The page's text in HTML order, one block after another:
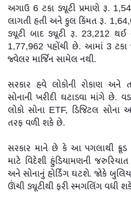
અગાઉ 6 ટકા ડ્યૂટી પ્રમાણે રૂ.
લાગતી હતી અને કુલ કિંમત રૂ.
ડ્યૂટી બાદ ડ્યૂટી રૂ. 23,212
1,77,962 પહોંચી છે. આમાં 3 ટકા
જ્વેલર માર્જિન સામેલ નથી.
સરકાર હવે લોકોની રોકાણ અને
સોનાની ખરીદી ઘટાડવા માંગે છે.
લોકો સોના ETF, ડિજિટલ
તરફ વળી શકે છે.
સરકાર માને છે કે આ પગલાથી
માટે વિદેશી હુંડિયામણની
અને સોનાનું હોર્ડિંગ ઘટશે. જોકે
ઊંચી ડ્યૂટીથી ફરી સ્મગલિંગ વધી